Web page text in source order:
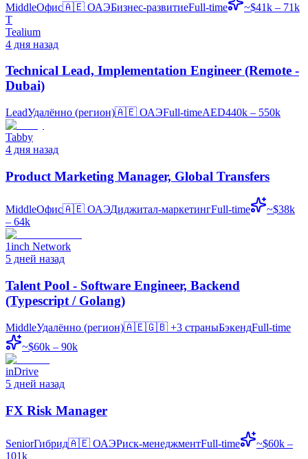
MiddleОфис🇦🇪 ОАЭБизнес-развитиеFull-time
~$41k – 71k
T
Tealium
4 дня назад
Technical Lead, Implementation Engineer (Remote -
Dubai)
LeadУдалённо (регион)🇦🇪 ОАЭFull-timeAED440k – 550k
Tabby
4 дня назад
Product Marketing Manager, Global Transfers
MiddleОфис🇦🇪 ОАЭДиджитал-маркетингFull-time
~$38k
– 64k
1inch Network
5 дней назад
Talent Pool - Software Engineer, Backend
(Typescript / Golang)
MiddleУдалённо (регион)🇦🇪🇬🇧 +3 страныБэкендFull-time
~$60k – 90k
inDrive
5 дней назад
FX Risk Manager
SeniorГибрид🇦🇪 ОАЭРиск-менеджментFull-time
~$60k –
101k